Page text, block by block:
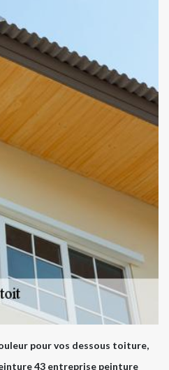
pour vos dessous toiture,
43 entreprise peinture